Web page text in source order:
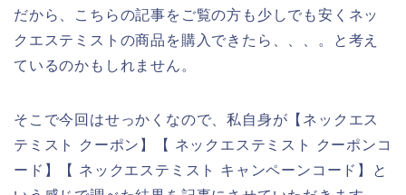
だから、こちらの記事をご覧の方も少しでも安くネッ
クエステミストの商品を購入できたら、、、。と考え
ているのかもしれません。
そこで今回はせっかくなので、私自身が【ネックエス
テミスト クーポン】【 ネックエステミスト クーポンコ
ード】【 ネックエステミスト キャンペーンコード】と